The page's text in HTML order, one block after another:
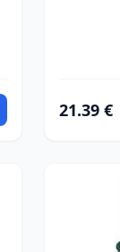
21.39 €